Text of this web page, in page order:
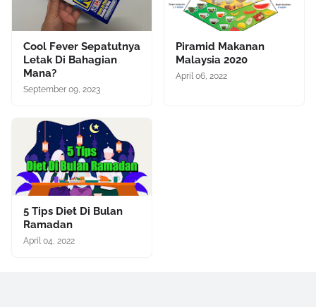
Cool Fever Sepatutnya
Letak Di Bahagian
Mana?
September 09, 2023
Piramid Makanan
Malaysia 2020
April 06, 2022
5 Tips Diet Di Bulan
Ramadan
April 04, 2022